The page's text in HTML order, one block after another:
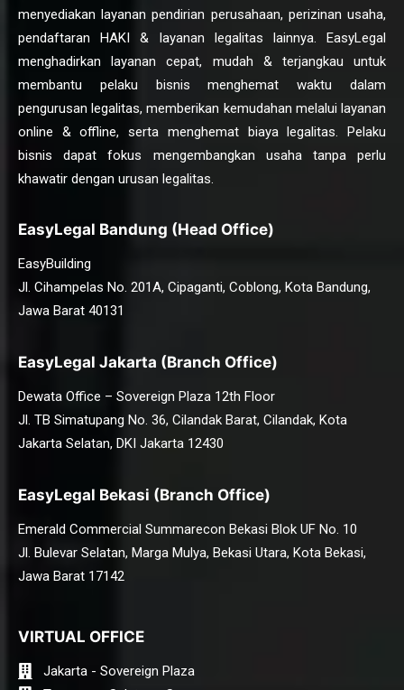
menyediakan layanan pendirian perusahaan, perizinan usaha,
pendaftaran HAKI & layanan legalitas lainnya. EasyLegal
menghadirkan layanan cepat, mudah & terjangkau untuk
membantu pelaku bisnis menghemat waktu dalam
pengurusan legalitas, memberikan kemudahan melalui layanan
online & offline, serta menghemat biaya legalitas. Pelaku
bisnis dapat fokus mengembangkan usaha tanpa perlu
khawatir dengan urusan legalitas.
EasyLegal Bandung (Head Office)
EasyBuilding
Jl. Cihampelas No. 201A, Cipaganti, Coblong, Kota Bandung,
Jawa Barat 40131
EasyLegal Jakarta (Branch Office)
Dewata Office – Sovereign Plaza 12th Floor
Jl. TB Simatupang No. 36, Cilandak Barat, Cilandak, Kota
Jakarta Selatan, DKI Jakarta 12430
EasyLegal Bekasi (Branch Office)
Emerald Commercial Summarecon Bekasi Blok UF No. 10
Jl. Bulevar Selatan, Marga Mulya, Bekasi Utara, Kota Bekasi,
Jawa Barat 17142
VIRTUAL OFFICE
Jakarta - Sovereign Plaza